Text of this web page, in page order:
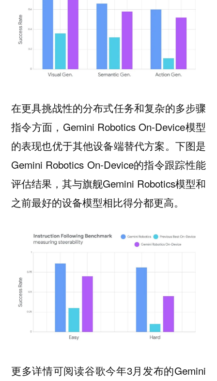
在更具挑战性的分布式任务和复杂的多步骤
指令方面，Gemini Robotics On-Device模型
的表现也优于其他设备端替代方案。下图是
Gemini Robotics On-Device的指令跟踪性能
评估结果，其与旗舰Gemini Robotics模型和
之前最好的设备模型相比得分都更高。
更多详情可阅读谷歌今年3月发布的Gemini